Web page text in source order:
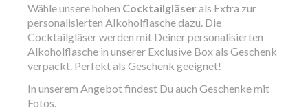
Wähle unsere hohen Cocktailgläser als Extra zur
personalisierten Alkoholflasche dazu. Die
Cocktailgläser werden mit Deiner personalisierten
Alkoholflasche in unserer Exclusive Box als Geschenk
verpackt. Perfekt als Geschenk geeignet!
In unserem Angebot findest Du auch Geschenke mit
Fotos